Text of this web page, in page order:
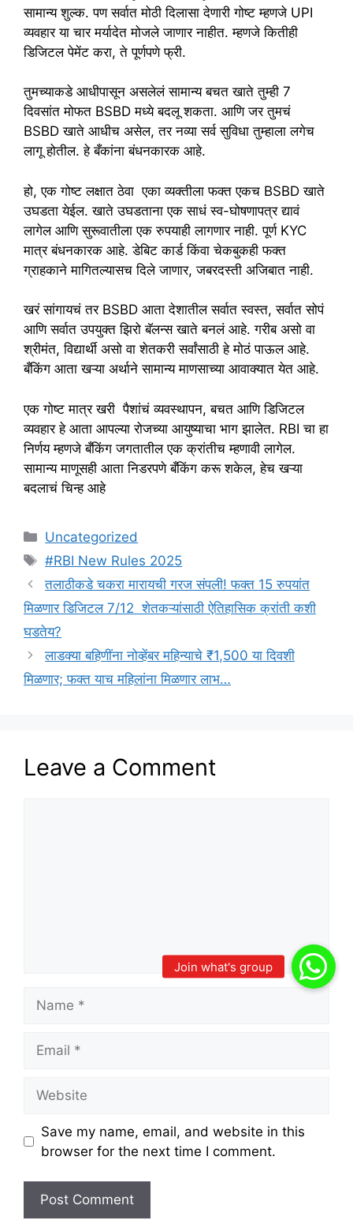
सामान्य शुल्क. पण सर्वात मोठी दिलासा देणारी गोष्ट म्हणजे UPI
व्यवहार या चार मर्यादेत मोजले जाणार नाहीत. म्हणजे कितीही
डिजिटल पेमेंट करा, ते पूर्णपणे फ्री.
तुमच्याकडे आधीपासून असलेलं सामान्य बचत खाते तुम्ही 7
दिवसांत मोफत BSBD मध्ये बदलू शकता. आणि जर तुमचं
BSBD खाते आधीच असेल, तर नव्या सर्व सुविधा तुम्हाला लगेच
लागू होतील. हे बँकांना बंधनकारक आहे.
हो, एक गोष्ट लक्षात ठेवा एका व्यक्तीला फक्त एकच BSBD खाते
उघडता येईल. खाते उघडताना एक साधं स्व-घोषणापत्र द्यावं
लागेल आणि सुरूवातीला एक रुपयाही लागणार नाही. पूर्ण KYC
मात्र बंधनकारक आहे. डेबिट कार्ड किंवा चेकबुकही फक्त
ग्राहकाने मागितल्यासच दिले जाणार, जबरदस्ती अजिबात नाही.
खरं सांगायचं तर BSBD आता देशातील सर्वात स्वस्त, सर्वात सोपं
आणि सर्वात उपयुक्त झिरो बॅलन्स खाते बनलं आहे. गरीब असो वा
श्रीमंत, विद्यार्थी असो वा शेतकरी सर्वांसाठी हे मोठं पाऊल आहे.
बँकिंग आता खऱ्या अर्थाने सामान्य माणसाच्या आवाक्यात येत आहे.
एक गोष्ट मात्र खरी पैशांचं व्यवस्थापन, बचत आणि डिजिटल
व्यवहार हे आता आपल्या रोजच्या आयुष्याचा भाग झालेत. RBI चा हा
निर्णय म्हणजे बँकिंग जगतातील एक क्रांतीच म्हणावी लागेल.
सामान्य माणूसही आता निडरपणे बँकिंग करू शकेल, हेच खऱ्या
बदलाचं चिन्ह आहे
Categories
Uncategorized
Tags
#RBI New Rules 2025
तलाठीकडे चकरा मारायची गरज संपली! फक्त 15 रुपयांत
मिळणार डिजिटल 7/12 शेतकऱ्यांसाठी ऐतिहासिक क्रांती कशी
घडतेय?
लाडक्या बहिणींना नोव्हेंबर महिन्याचे ₹1,500 या दिवशी
मिळणार; फक्त याच महिलांना मिळणार लाभ…
Leave a Comment
Save my name, email, and website in this
browser for the next time I comment.